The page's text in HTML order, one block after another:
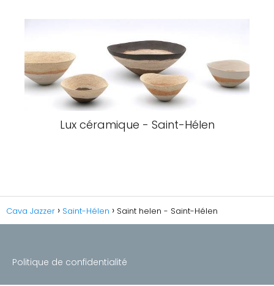
Lux céramique - Saint-Hélen
Cava Jazzer Saint-Hélen Saint helen - Saint-Hélen
Politique de confidentialité